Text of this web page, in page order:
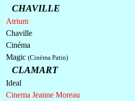
CHAVILLE
Atrium
Chaville
Cinéma
Magic (Cinéma Patin)
CLAMART
Ideal
Cinema Jeanne Moreau